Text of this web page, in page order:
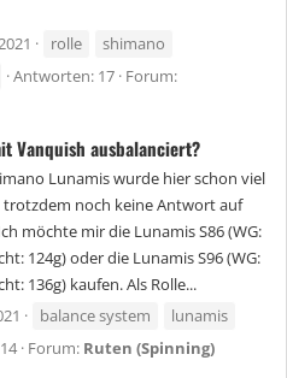
rolle
shimano
Antworten: 17 Forum:
Vanquish ausbalanciert?
Lunamis wurde hier schon viel
noch keine Antwort auf
möchte mir die Lunamis S86 (WG:
124g) oder die Lunamis S96 (WG:
136g) kaufen. Als Rolle...
balance system
lunamis
Forum: Ruten (Spinning)